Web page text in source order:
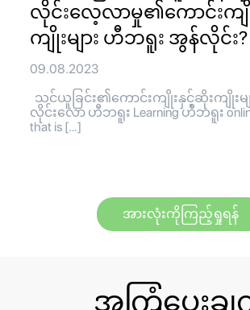
လိုင်းလေ့လာမှု၏ကောင်းကျို
ကျိုးများ ဟီဘရူး အွန်လိုင်း?
09.08.2023
သင်ယူခြင်း၏ကောင်းကျိုးနှင့်ဆိုးကျိုးမ
လိုင်းလော ဟီဘရူး Learning ဟီဘရူး
that is […]
အားလုံးကိုကြည့်ရှုရန်
အကြံပေးခ